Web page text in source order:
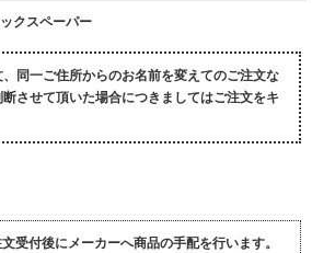
クスペーパー
同一ご住所からのお名前を変えてのご注文な
させて頂いた場合につきましてはご注文をキ
受付後にメーカーへ商品の手配を行います。